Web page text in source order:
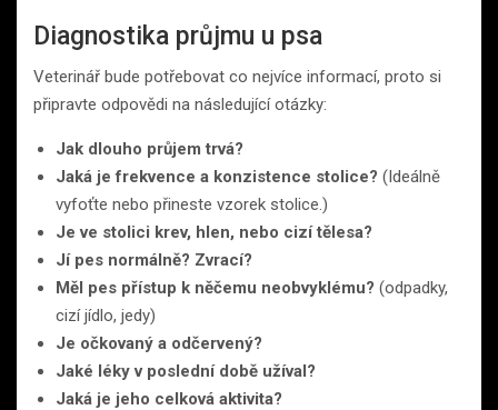
Diagnostika průjmu u psa
Veterinář bude potřebovat co nejvíce informací, proto si
připravte odpovědi na následující otázky:
Jak dlouho průjem trvá?
Jaká je frekvence a konzistence stolice? (Ideálně
vyfoťte nebo přineste vzorek stolice.)
Je ve stolici krev, hlen, nebo cizí tělesa?
Jí pes normálně? Zvrací?
Měl pes přístup k něčemu neobvyklému? (odpadky,
cizí jídlo, jedy)
Je očkovaný a odčervený?
Jaké léky v poslední době užíval?
Jaká je jeho celková aktivita?